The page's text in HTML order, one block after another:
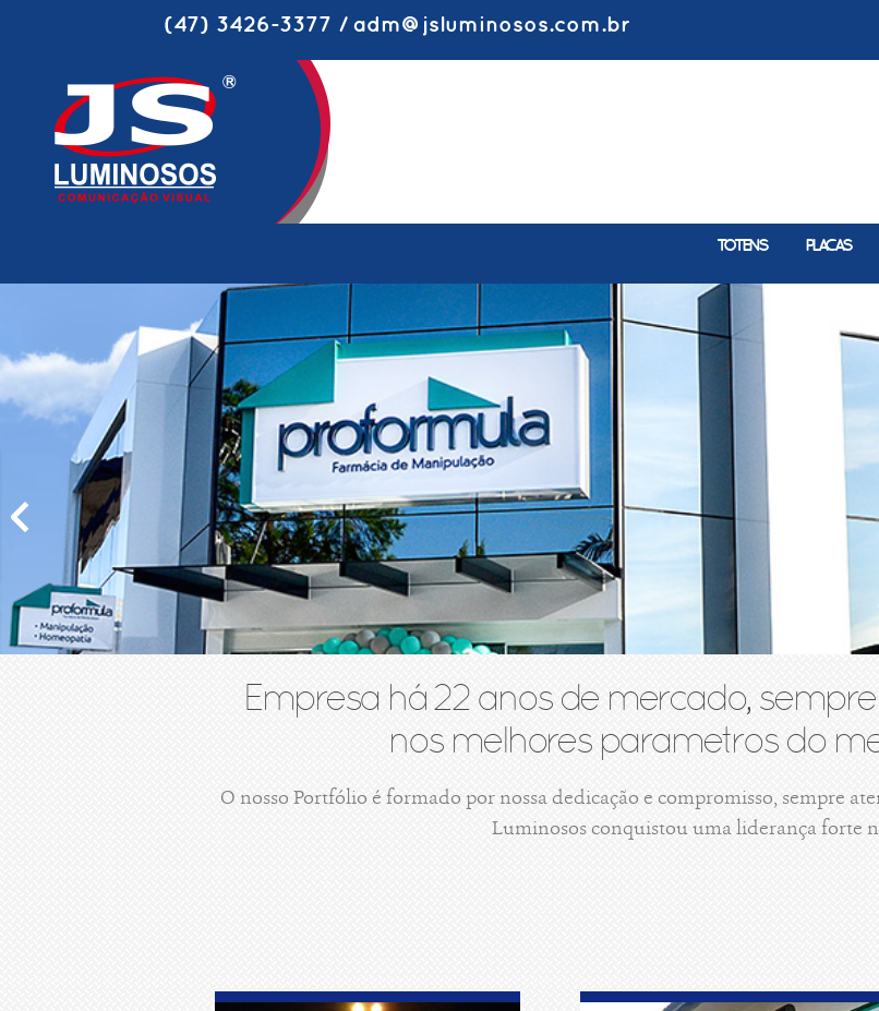
(47) 3426-3377 / adm@jsluminosos.com.br
PLACAS
TOTENS
Empresa há 22 anos de mercado,
nos melhores parametros do
O nosso Portfólio é formado por nossa dedicação e compromisso, sempre
Luminosos conquistou uma liderança forte